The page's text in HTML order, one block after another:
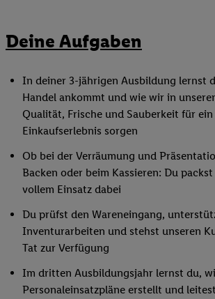
Deine Aufgaben
In deiner 3-jährigen Ausbildung lernst
Handel ankommt und wie wir in
Qualität, Frische und Sauberkeit für ein
Einkaufserlebnis sorgen
Ob bei der Verräumung und
Backen oder beim Kassieren: Du
vollem Einsatz dabei
Du prüfst den Wareneingang,
Inventurarbeiten und stehst unseren
Tat zur Verfügung
Im dritten Ausbildungsjahr lernst du,
Personaleinsatzpläne erstellt und